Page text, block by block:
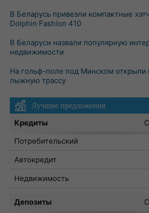
В Беларусь привезли компактные
Dolphin Fashion 410
В Беларуси назвали популярную
недвижимости
На гольф-поле под Минском открыли
лыжную трассу
Лучшие предложения
Кредиты
Потребительский
Автокредит
Недвижимость
Депозиты